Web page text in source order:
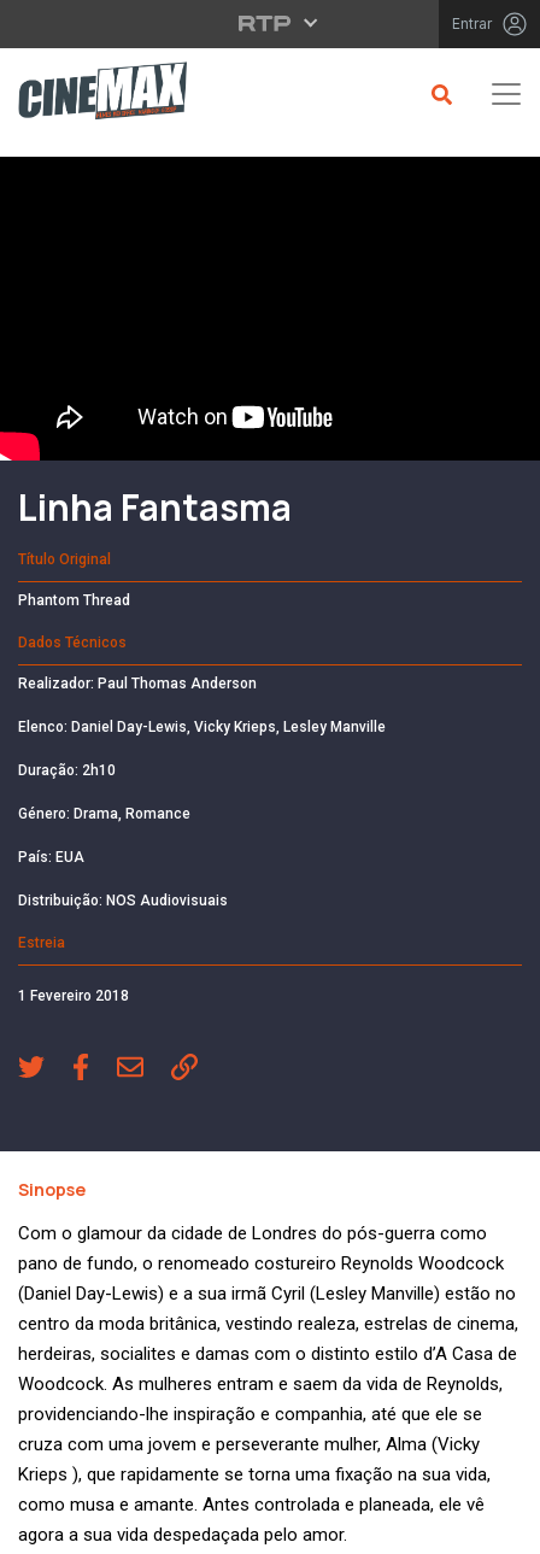
Saltar para o conteúdo principal Entrar
Filme em Cartaz
Linha Fantasma
Título Original
Phantom Thread
Dados Técnicos
Realizador: Paul Thomas Anderson
Elenco: Daniel Day-Lewis, Vicky Krieps, Lesley Manville
Duração: 2h10
Género: Drama, Romance
País: EUA
Distribuição: NOS Audiovisuais
Estreia
1 Fevereiro 2018
Sinopse
Com o glamour da cidade de Londres do pós-guerra como
pano de fundo, o renomeado costureiro Reynolds Woodcock
(Daniel Day-Lewis) e a sua irmã Cyril (Lesley Manville) estão no
centro da moda britânica, vestindo realeza, estrelas de cinema,
herdeiras, socialites e damas com o distinto estilo d’A Casa de
Woodcock. As mulheres entram e saem da vida de Reynolds,
providenciando-lhe inspiração e companhia, até que ele se
cruza com uma jovem e perseverante mulher, Alma (Vicky
Krieps ), que rapidamente se torna uma fixação na sua vida,
como musa e amante. Antes controlada e planeada, ele vê
agora a sua vida despedaçada pelo amor.